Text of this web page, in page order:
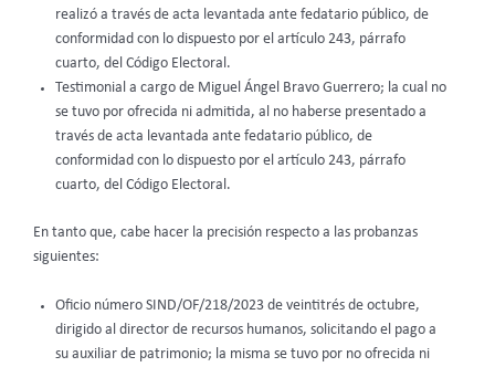
realizó a través de acta levantada ante fedatario público, de
conformidad con lo dispuesto por el artículo 243, párrafo
cuarto, del Código Electoral.
Testimonial a cargo de Miguel Ángel Bravo Guerrero; la cual no
se tuvo por ofrecida ni admitida, al no haberse presentado a
través de acta levantada ante fedatario público, de
conformidad con lo dispuesto por el artículo 243, párrafo
cuarto, del Código Electoral.
En tanto que, cabe hacer la precisión respecto a las probanzas
siguientes:
Oficio número SIND/OF/218/2023 de veintitrés de octubre,
dirigido al director de recursos humanos, solicitando el pago a
su auxiliar de patrimonio; la misma se tuvo por no ofrecida ni